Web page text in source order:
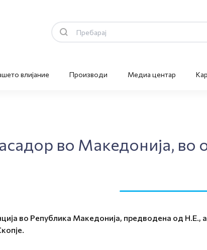
влијание Производи Медиа центар
во Македонија, во
во Република Македонија, предводена од Н.Е.,